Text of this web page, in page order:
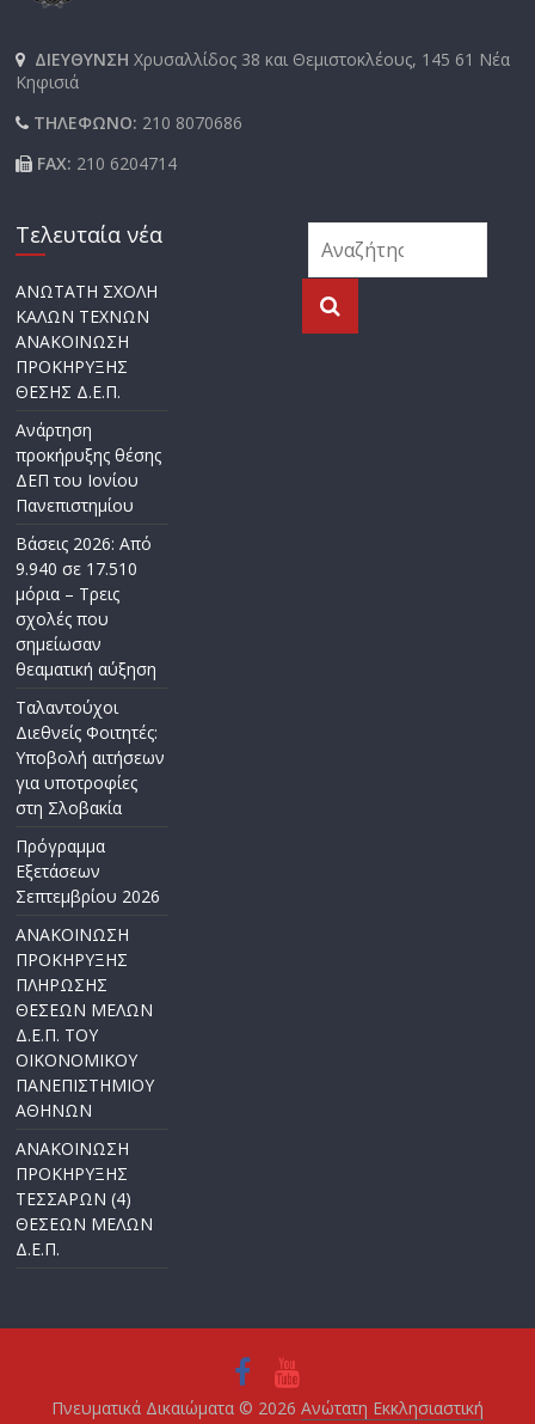
ΔΙΕΥΘΥΝΣΗΧρυσαλλίδος 38 και Θεμιστοκλέους, 145 61 Νέα
Κηφισιά
ΤΗΛΕΦΩΝΟ: 210 8070686
FAX: 210 6204714
Τελευταία νέα
ΑΝΩΤΑΤΗ ΣΧΟΛΗ
ΚΑΛΩΝ ΤΕΧΝΩΝ
ΑΝΑΚΟΙΝΩΣΗ
ΠΡΟΚΗΡΥΞΗΣ
ΘΕΣΗΣ Δ.Ε.Π.
Ανάρτηση
προκήρυξης θέσης
ΔΕΠ του Ιονίου
Πανεπιστημίου
Βάσεις 2026: Από
9.940 σε 17.510
μόρια – Τρεις
σχολές που
σημείωσαν
θεαματική αύξηση
Ταλαντούχοι
Διεθνείς Φοιτητές:
Υποβολή αιτήσεων
για υποτροφίες
στη Σλοβακία
Πρόγραμμα
Εξετάσεων
Σεπτεμβρίου 2026
ΑΝΑΚΟΙΝΩΣΗ
ΠΡΟΚΗΡΥΞΗΣ
ΠΛΗΡΩΣΗΣ
ΘΕΣΕΩΝ ΜΕΛΩΝ
Δ.Ε.Π. ΤΟΥ
ΟΙΚΟΝΟΜΙΚΟΥ
ΠΑΝΕΠΙΣΤΗΜΙΟΥ
ΑΘΗΝΩΝ
ΑΝΑΚΟΙΝΩΣΗ
ΠΡΟΚΗΡΥΞΗΣ
ΤΕΣΣΑΡΩΝ (4)
ΘΕΣΕΩΝ ΜΕΛΩΝ
Δ.Ε.Π.
Πνευματικά Δικαιώματα © 2026 Ανώτατη Εκκλησιαστική